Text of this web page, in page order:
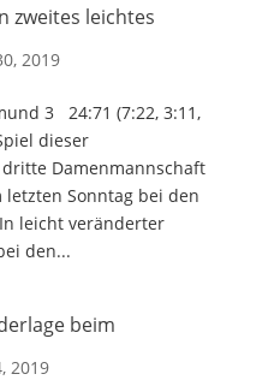
zweites leichtes
2019
3 24:71 (7:22, 3:11,
dieser
Damenmannschaft
letzten Sonntag bei den
leicht veränderter
den...
beim
2019